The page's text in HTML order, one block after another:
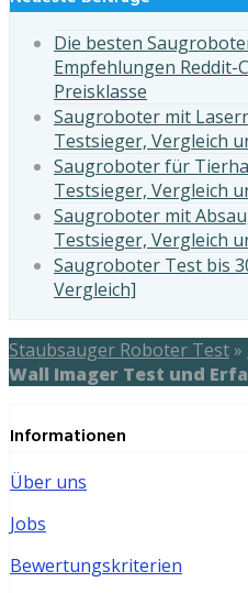
Die besten
Empfehlungen Reddit-
Preisklasse
Saugroboter mit
Testsieger, Vergleich
Saugroboter für
Testsieger, Vergleich
Saugroboter mit
Testsieger, Vergleich
Saugroboter Test bis
Vergleich]
Staubsauger Roboter Test»
Wall Imager Test und
Informationen
Über uns
Jobs
Bewertungskriterien